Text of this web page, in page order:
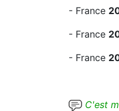
- France
- France
- France
C'est